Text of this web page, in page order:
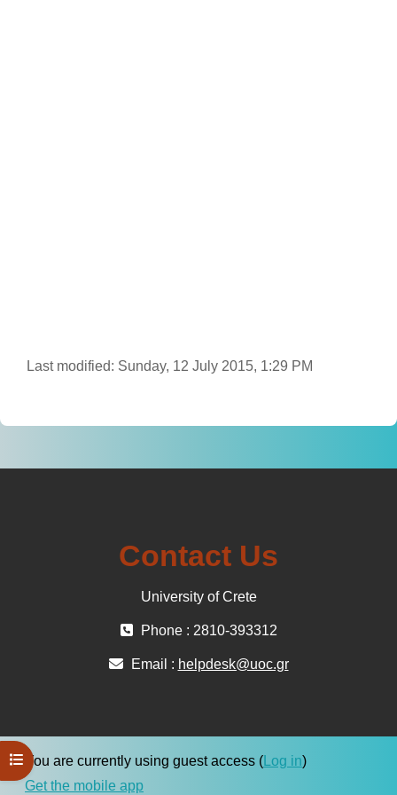
Open course index
Last modified: Sunday, 12 July 2015, 1:29 PM
Contact Us
University of Crete
Phone : 2810-393312
Email : helpdesk@uoc.gr
You are currently using guest access ( Log in)
Get the mobile app